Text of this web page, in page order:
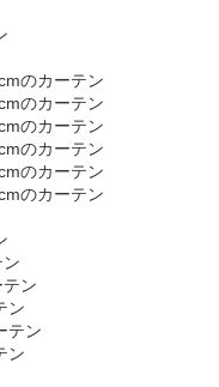
のカーテン
のカーテン
のカーテン
のカーテン
のカーテン
のカーテン
ン
ン
テン
ン